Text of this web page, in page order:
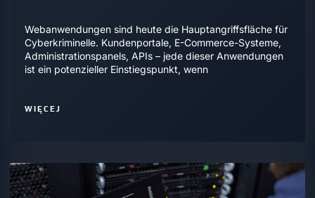
Webanwendungen sind heute die Hauptangriffsfläche für
Cyberkriminelle. Kundenportale, E-Commerce-Systeme,
Administrationspanels, APIs – jede dieser Anwendungen
ist ein potenzieller Einstiegspunkt, wenn
WIĘCEJ